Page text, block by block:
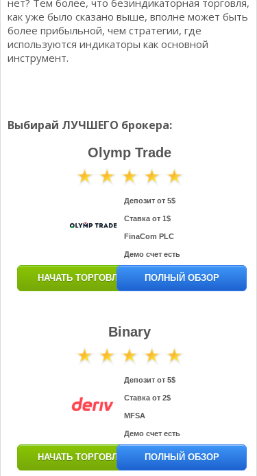
нет? Тем более, что безиндикаторная торговля,
как уже было сказано выше, вполне может быть
более прибыльной, чем стратегии, где
используются индикаторы как основной
инструмент.
Выбирай ЛУЧШЕГО брокера:
Olymp Trade
Депозит от 5$
Ставка от 1$
FinaCom PLC
Демо счет есть
НАЧАТЬ ТОРГОВЛЮ ПОЛНЫЙ ОБЗОР
Binary
Депозит от 5$
Ставка от 2$
MFSA
Демо счет есть
НАЧАТЬ ТОРГОВЛЮ ПОЛНЫЙ ОБЗОР